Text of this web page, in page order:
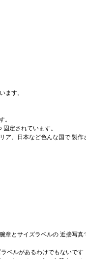
ます。
。
定されています。
ア、日本など色んな国で 製作
とサイズラベルの 近接写真
ベルがあるわけでもないです